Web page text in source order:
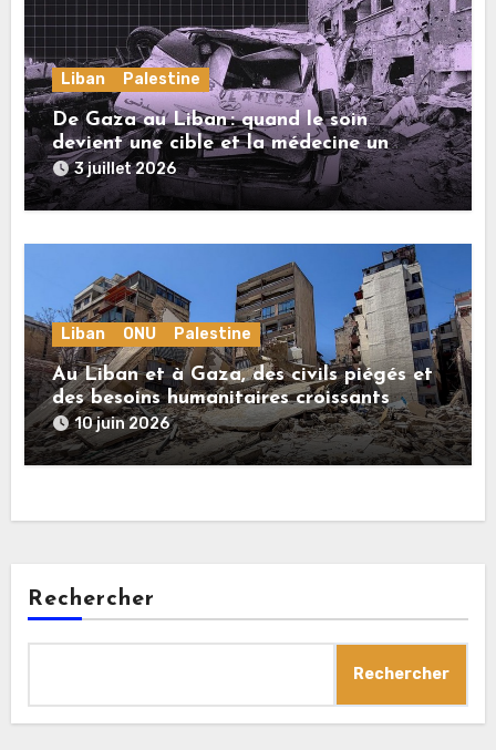
Liban Palestine
De Gaza au Liban : quand le soin
devient une cible et la médecine un
crime
3 juillet 2026
Liban ONU Palestine
Au Liban et à Gaza, des civils piégés et
des besoins humanitaires croissants
10 juin 2026
Rechercher
Rechercher